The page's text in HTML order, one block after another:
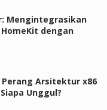
Mengintegrasikan
dengan
Perang Arsitektur x86
Unggul?